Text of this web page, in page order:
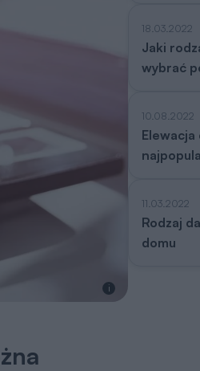
i
18.03.2022
Jaki
wybrać
10.08.2022
Elewacja
11.03.2022
Rodzaj
domu